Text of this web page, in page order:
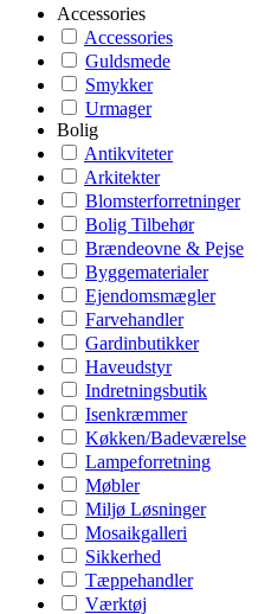
Accessories
Accessories
Guldsmede
Smykker
Urmager
Bolig
Antikviteter
Arkitekter
Blomsterforretninger
Bolig Tilbehør
Brændeovne & Pejse
Byggematerialer
Ejendomsmægler
Farvehandler
Gardinbutikker
Haveudstyr
Indretningsbutik
Isenkræmmer
Køkken/Badeværelse
Lampeforretning
Møbler
Miljø Løsninger
Mosaikgalleri
Sikkerhed
Tæppehandler
Værktøj